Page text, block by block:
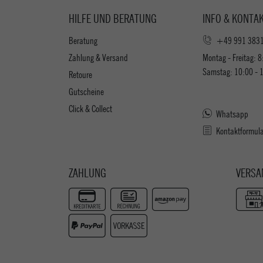
HILFE UND BERATUNG
Beratung
Zahlung & Versand
Retoure
Gutscheine
Click & Collect
INFO &
+49 991
Montag - Freitag:
Samstag: 10:00 -
Whatsapp
ZAHLUNG